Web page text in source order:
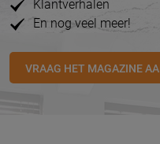
Klantverhalen
En nog veel meer!
VRAAG HET MAGAZINE